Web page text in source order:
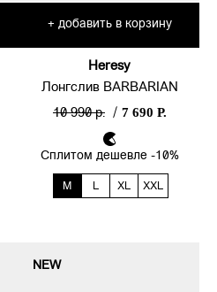
+ добавить в корзину
Heresy
Лонгслив BARBARIAN
10 990 р.
/ 7 690 Р.
Сплитом дешевле -10%
M L XL XXL
NEW